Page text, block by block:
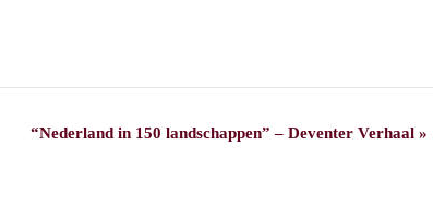
“Nederland in 150 landschappen” – Deventer Verhaal »